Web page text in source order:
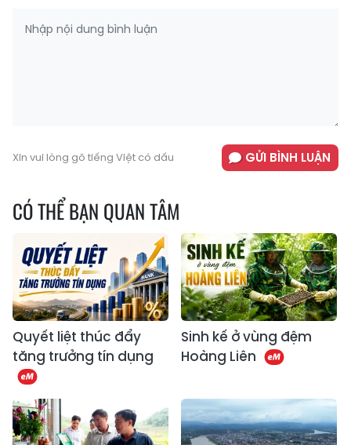
Xin vui lòng gõ tiếng Việt có dấu GỬI BÌNH LUẬN
CÓ THỂ BẠN QUAN TÂM
Quyết liệt thúc đẩy
tăng trưởng tín dụng
Sinh kế ở vùng đệm
Hoàng Liên